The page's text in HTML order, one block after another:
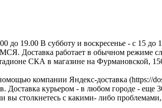
до 19.00 В субботу и
работает в обычном режиме
СКА в магазине на Фурмановской,
компании Яндекс-доставка (https://
Доставка курьером - в любом городе - еще
вы столкнетесь с какими- либо